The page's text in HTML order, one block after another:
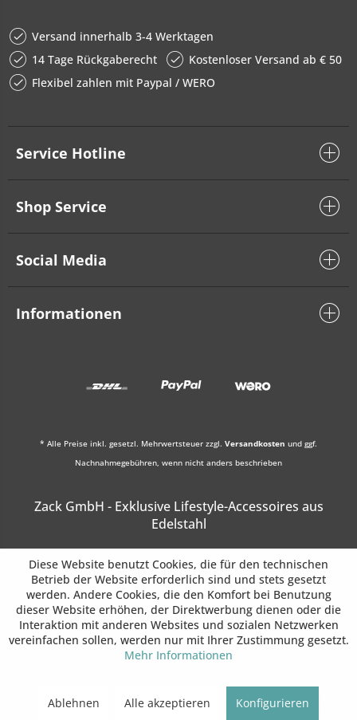
Versand innerhalb 3-4 Werktagen
14 Tage Rückgaberecht
Kostenloser Versand ab € 50
Flexibel zahlen mit Paypal / WERO
Service Hotline
Shop Service
Social Media
Informationen
* Alle Preise inkl. gesetzl. Mehrwertsteuer zzgl. Versandkosten und ggf.
Nachnahmegebühren, wenn nicht anders beschrieben
Zack GmbH - Exklusive Lifestyle-Accessoires aus
Edelstahl
Diese Website benutzt Cookies, die für den technischen
Betrieb der Website erforderlich sind und stets gesetzt
werden. Andere Cookies, die den Komfort bei Benutzung
dieser Website erhöhen, der Direktwerbung dienen oder die
Interaktion mit anderen Websites und sozialen Netzwerken
vereinfachen sollen, werden nur mit Ihrer Zustimmung gesetzt.
Mehr Informationen
Ablehnen Alle akzeptieren Konfigurieren